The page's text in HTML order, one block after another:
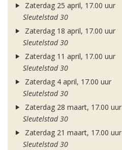
Zaterdag 25 april, 17.00 uur
Sleutelstad 30
Zaterdag 18 april, 17.00 uur
Sleutelstad 30
Zaterdag 11 april, 17.00 uur
Sleutelstad 30
Zaterdag 4 april, 17.00 uur
Sleutelstad 30
Zaterdag 28 maart, 17.00 uur
Sleutelstad 30
Zaterdag 21 maart, 17.00 uur
Sleutelstad 30